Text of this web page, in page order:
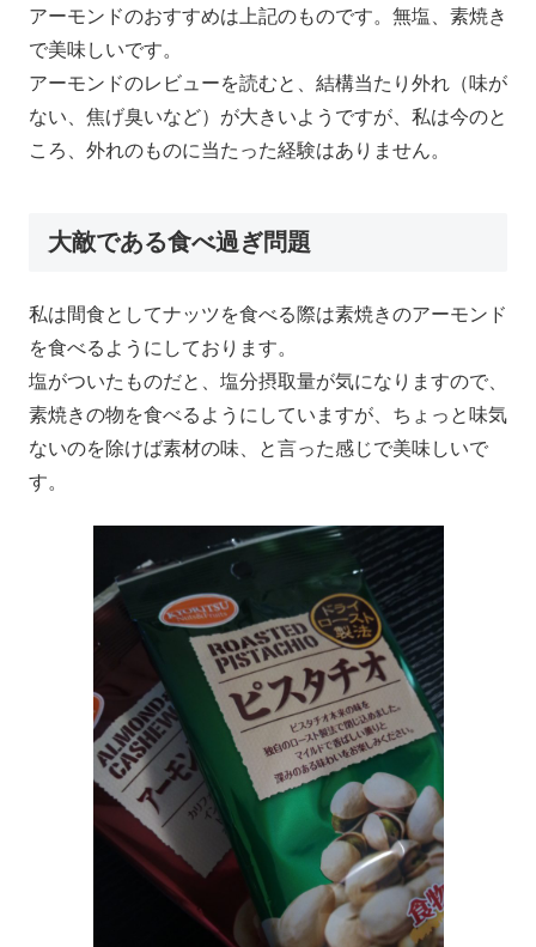
アーモンドのおすすめは上記のものです。無塩、素焼き
で美味しいです。
アーモンドのレビューを読むと、結構当たり外れ（味が
ない、焦げ臭いなど）が大きいようですが、私は今のと
ころ、外れのものに当たった経験はありません。
大敵である食べ過ぎ問題
私は間食としてナッツを食べる際は素焼きのアーモンド
を食べるようにしております。
塩がついたものだと、塩分摂取量が気になりますので、
素焼きの物を食べるようにしていますが、ちょっと味気
ないのを除けば素材の味、と言った感じで美味しいで
す。